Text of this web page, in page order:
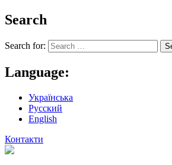
Search
Search for:
Language:
Українська
Русский
English
Контакти